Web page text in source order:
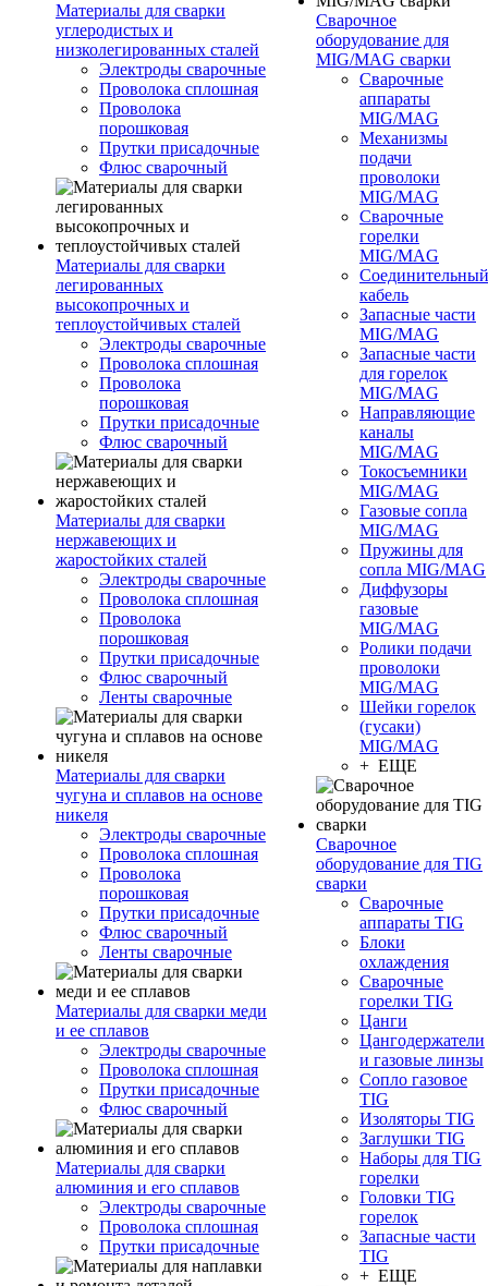
Материалы для сварки
углеродистых и
низколегированных сталей
Электроды сварочные
Проволока сплошная
Проволока
порошковая
Прутки присадочные
Флюс сварочный
Материалы для сварки
легированных
высокопрочных и
теплоустойчивых сталей
Электроды сварочные
Проволока сплошная
Проволока
порошковая
Прутки присадочные
Флюс сварочный
Материалы для сварки
нержавеющих и
жаростойких сталей
Электроды сварочные
Проволока сплошная
Проволока
порошковая
Прутки присадочные
Флюс сварочный
Ленты сварочные
Материалы для сварки
чугуна и сплавов на основе
никеля
Электроды сварочные
Проволока сплошная
Проволока
порошковая
Прутки присадочные
Флюс сварочный
Ленты сварочные
Материалы для сварки меди
и ее сплавов
Электроды сварочные
Проволока сплошная
Прутки присадочные
Флюс сварочный
Материалы для сварки
алюминия и его сплавов
Электроды сварочные
Проволока сплошная
Прутки присадочные
Сварочное
оборудование для
MIG/MAG сварки
Сварочные
аппараты
MIG/MAG
Механизмы
подачи
проволоки
MIG/MAG
Сварочные
горелки
MIG/MAG
Соединительный
кабель
Запасные части
MIG/MAG
Запасные части
для горелок
MIG/MAG
Направляющие
каналы
MIG/MAG
Токосъемники
MIG/MAG
Газовые сопла
MIG/MAG
Пружины для
сопла MIG/MAG
Диффузоры
газовые
MIG/MAG
Ролики подачи
проволоки
MIG/MAG
Шейки горелок
(гусаки)
MIG/MAG
+ ЕЩЕ
Сварочное
оборудование для TIG
сварки
Сварочные
аппараты TIG
Блоки
охлаждения
Сварочные
горелки TIG
Цанги
Цангодержатели
и газовые линзы
Сопло газовое
TIG
Изоляторы TIG
Заглушки TIG
Наборы для TIG
горелки
Головки TIG
горелок
Запасные части
TIG
+ ЕЩЕ